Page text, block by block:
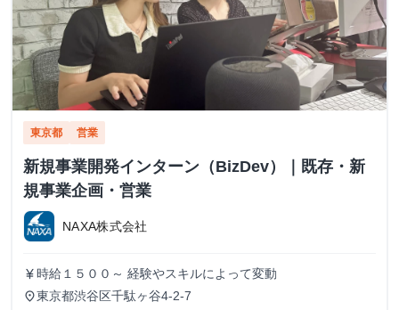
東京都 営業
新規事業開発インターン（BizDev）｜既存・新
規事業企画・営業
NAXA株式会社
currency_yen 時給１５００～ 経験やスキルによって変動
place東京都渋谷区千駄ヶ谷4-2-7